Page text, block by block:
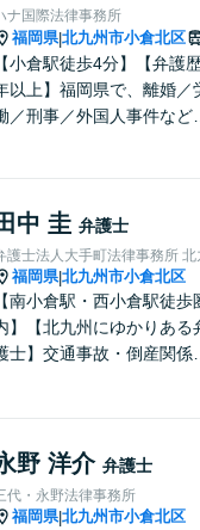
く】【駐車場あり】
ナ国際法律事務所
福岡県|北九州市小倉北区
【小倉駅徒歩4分】【弁護
以上】福岡県で、離婚／
／刑事／外国人事件などに
話のキャッチボールを積み
ねながら解決へと動いて
ります。【韓国語対応可】
中 圭 弁護士
護士法人大手町法律事務所
福岡県|北九州市小倉北区
【南小倉駅・西小倉駅徒歩
】【北九州にゆかりある
士】交通事故・倒産関係・
質把握から解決に至るまで
懇切丁寧に対応します！【宅
士資格あり】
野 洋介 弁護士
代・永野法律事務所
福岡県|北九州市小倉北区